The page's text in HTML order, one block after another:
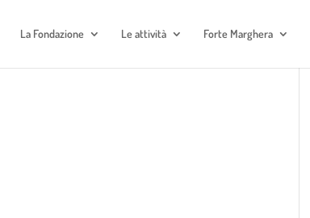
La Fondazione Le attività Forte Marghera